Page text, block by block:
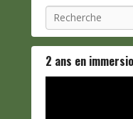
Recherche
2 ans en